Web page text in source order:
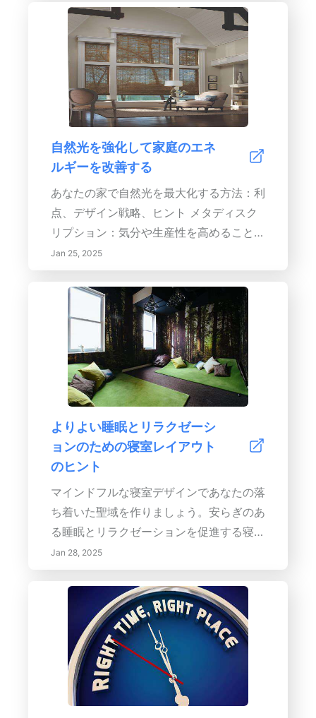
事しながら、存在感を育む技術を提供しま
す。感覚の関与と呼吸の意識を通じて、人
生のシンプルな喜びを味わうことを学びま
しょう。日常に感謝の気持ちを抱き、繰り
返しの仕事の中でさえも喜びを見つけるこ
とができる穏やかな雰囲気を作り出しまし
ょう。各体験に完全に没頭することで、心
の健康を向上させ、明瞭さを見つけましょ
う。日常の作業をリラックス、創造性、そ
して現在の瞬間とのつながりを促進する豊
かな儀式に変えましょう。
自然光を強化して家庭のエネ
ルギーを改善する
あなたの家で自然光を最大化する方法：利
点、デザイン戦略、ヒント メタディスク
リプション：気分や生産性を高めることか
らエネルギー効率の向上まで、自然光があ
なたの家にもたらす多くの利点を発見して
ください。より明るく健康的な生活空間を
作るための効果的なデザイン戦略、スマー
ト技術、ランドスケープのヒントを探求し
ます。自然光を最大限に利用するために、
適切な窓を選び、反射面を活用し、オープ
ンフロアプランを実施する方法を学びま
す。キーワード：自然光の利点、家庭のデ
ザイン、エネルギー効率、ウィンドウトリ
ートメント、光のためのランドスケーピン
グ。ヘッダー 1：家庭のデザインにおける
自然光の重要性 サブヘッダー：自然光の
利点- 日光にさらされることで気分と健康
が向上- 人工照明への依存を減らすことで
エネルギーを節約- 美的魅力を高め、ポジ
ティブな室内環境を創造。サブヘッダー：
自然光を最大化するための戦略- オープン
プランを設計し、戦略的に配置された窓を
使用- 光を増幅するために反射面を取り入
れる- 光の制御とエネルギー効率のために
適切なウィンドウトリートメントを選択。
サブヘッダー：自然光のためのランドスケ
ープ- ランドスケープが家への光の流れに
Jan 25, 2025
よりよい睡眠とリラクゼーシ
ョンのための寝室レイアウト
のヒント
マインドフルな寝室デザインであなたの落
ち着いた聖域を作りましょう。安らぎのあ
る睡眠とリラクゼーションを促進する寝室
デザインの技術を発見してください。この
包括的なガイドでは、ベッドの配置を最適
化し、自然光を最大化し、穏やかな色と質
感を選ぶための基本的な戦略を探ります。
エネルギーの流れを向上させ、快適さとア
クセシビリティを確保し、心を落ち着ける
自然の要素を取り入れるための風水の原則
に深入りしましょう。静かな環境を作るた
めの片付け方や、最適な睡眠衛生のために
Jan 28, 2025